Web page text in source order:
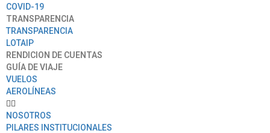
COVID-19
TRANSPARENCIA
TRANSPARENCIA
LOTAIP
RENDICION DE CUENTAS
GUÍA DE VIAJE
VUELOS
AEROLÍNEAS
NOSOTROS
PILARES INSTITUCIONALES